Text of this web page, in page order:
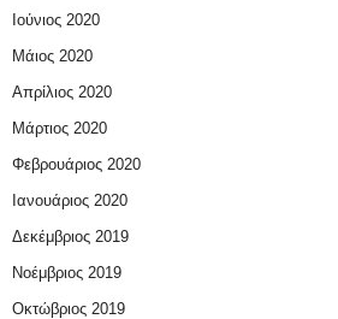
Ιούνιος 2020
Μάιος 2020
Απρίλιος 2020
Μάρτιος 2020
Φεβρουάριος 2020
Ιανουάριος 2020
Δεκέμβριος 2019
Νοέμβριος 2019
Οκτώβριος 2019